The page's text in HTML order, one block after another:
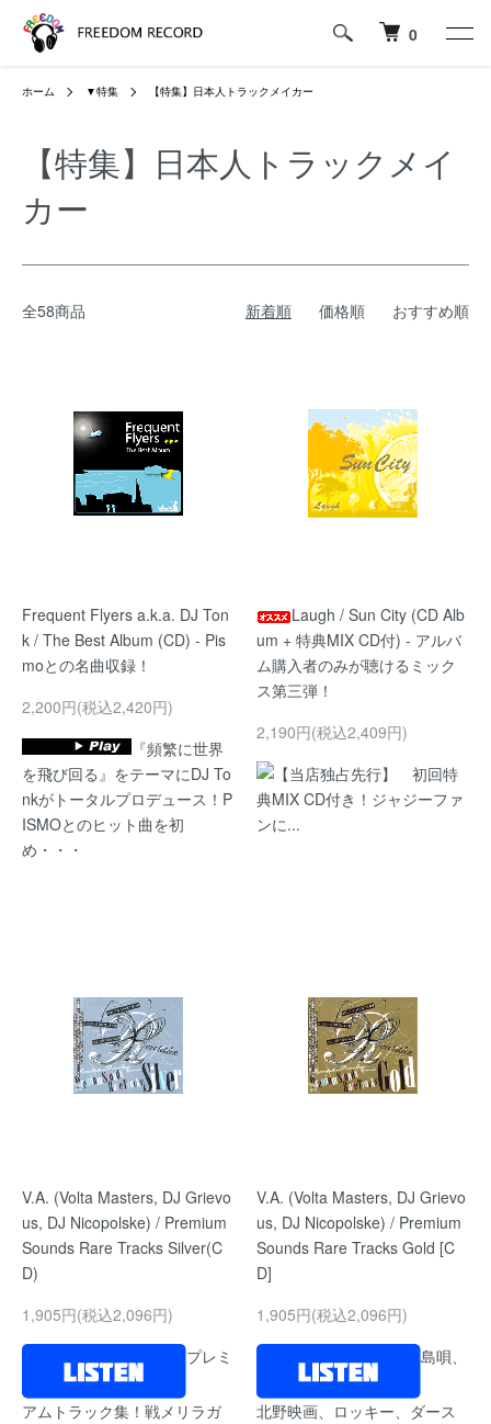
0
ホーム ▼特集 【特集】日本人トラックメイカー
【特集】日本人トラックメイ
カー
全58商品 新着順 価格順 おすすめ順
Frequent Flyers a.k.a. DJ Ton
k / The Best Album (CD) - Pis
moとの名曲収録！
2,200円(税込2,420円)
『頻繁に世界
を飛び回る』をテーマにDJ To
nkがトータルプロデュース！P
ISMOとのヒット曲を初
め・・・
Laugh / Sun City (CD Alb
um + 特典MIX CD付) - アルバ
ム購入者のみが聴けるミック
ス第三弾！
2,190円(税込2,409円)
【当店独占先行】 初回特
典MIX CD付き！ジャジーファ
ンに...
V.A. (Volta Masters, DJ Grievo
us, DJ Nicopolske) / Premium
Sounds Rare Tracks Silver(C
D)
1,905円(税込2,096円)
プレミ
アムトラック集！戦メリラガ
V.A. (Volta Masters, DJ Grievo
us, DJ Nicopolske) / Premium
Sounds Rare Tracks Gold [C
D]
1,905円(税込2,096円)
島唄、
北野映画、ロッキー、ダース